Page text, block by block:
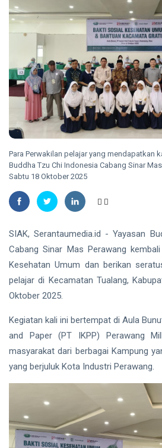
Bangka
Belitung
Jalin
Kerja
Sama
Bantuan
Hukum
dengan
Kantor
Hukum
Sapta
Qodria
Muafi &
Rekan
Aug,
views
BATAM
Amsakar
Lantik
Pejabat
dan Kepala
Sekolah di
Lingkungan
Pemko
Batam
Aug,
2026
30
views
EKBIS
DPMPTSP
Riau
3.000
UMKM
Layanan
Legalitas
Usaha
Gratis
Aug,
2026
23
views
HUKRIM
KPK
Banding
atas
Vonis 2
Penjara
Gubernur
Riau
Nonaktif
Wahid
Aug,
2026
views
Prabowo Subianto
Pekanbaru
Pilkada 2024
Para Perwakilan pelajar yang mendapatkan
Buddha Tzu Chi Indonesia Cabang Sinar
Sabtu 18 Oktober 2025
SIAK, Serantaumedia.id - Yayasan
Cabang Sinar Mas Perawang
Kesehatan Umum dan berikan
pelajar di Kecamatan Tualang,
Oktober 2025.
Kegiatan kali ini bertempat di Aula
and Paper (PT IKPP) Perawang
masyarakat dari berbagai Kampung
yang berjuluk Kota Industri Perawang.